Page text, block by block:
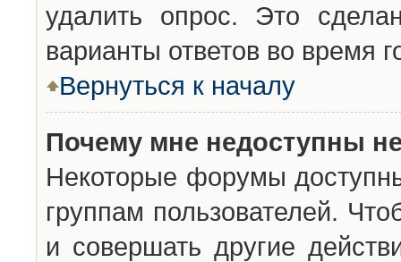
удалить опрос. Это
варианты ответов во время
Вернуться к началу
Почему мне недоступны
Некоторые форумы
группам пользователей.
и совершать другие